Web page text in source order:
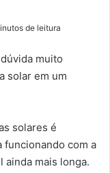
de leitura
muito
solar em um
solares é
funcionando com a
ainda mais longa.